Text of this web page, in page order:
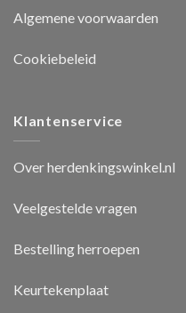
Algemene voorwaarden
Cookiebeleid
Klantenservice
Over herdenkingswinkel.nl
Veelgestelde vragen
Bestelling herroepen
Keurtekenplaat